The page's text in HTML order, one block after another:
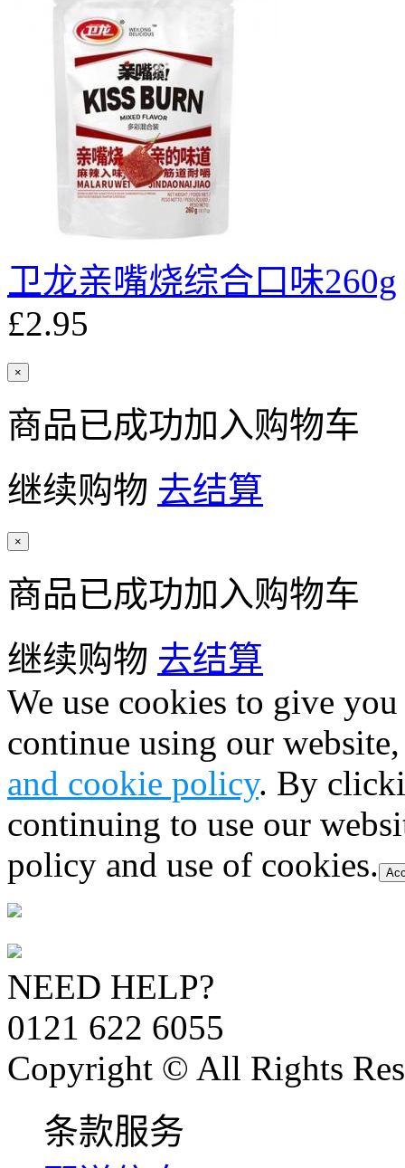
卫龙亲嘴烧综合口味260g
£2.95
×
商品已成功加入购物车
继续购物 去结算
×
商品已成功加入购物车
继续购物 去结算
We use cookies to give
continue using our
and cookie policy. By
continuing to use our
policy and use of cookies.
NEED HELP?
0121 622 6055
Copyright © All Rights
条款服务